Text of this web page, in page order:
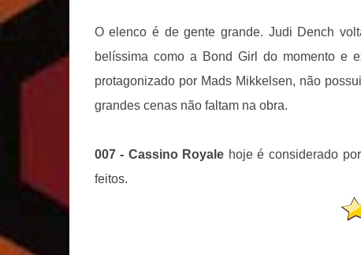
O elenco é de gente grande. Judi Dench
belíssima como a Bond Girl do momento e
protagonizado por Mads Mikkelsen, não
grandes cenas não faltam na obra.
007 - Cassino Royale hoje é considerado
feitos.